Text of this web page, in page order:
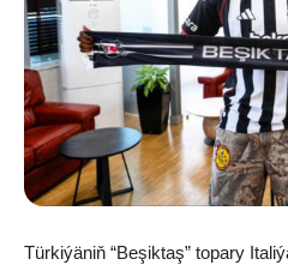
Türkiýäniň “Beşiktaş” topary